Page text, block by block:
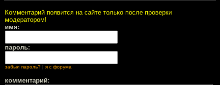
Комментарий появится на сайте только после проверки
модератором!
имя:
пароль:
забыл пароль? | я с форума
комментарий: